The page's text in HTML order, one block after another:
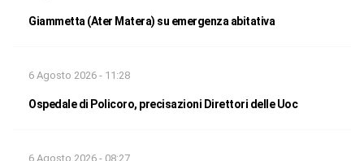
Giammetta (Ater Matera) su emergenza abitativa
6 Agosto 2026 - 11:28
Ospedale di Policoro, precisazioni Direttori delle Uoc
6 Agosto 2026 - 08:27